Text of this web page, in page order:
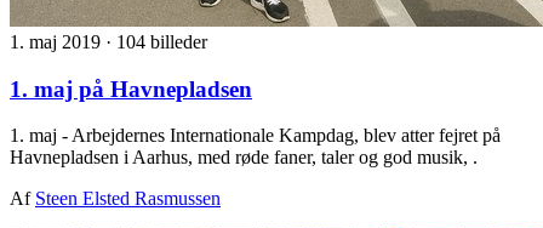
1. maj 2019 · 104 billeder
1. maj på Havnepladsen
1. maj - Arbejdernes Internationale Kampdag, blev atter fejret på
Havnepladsen i Aarhus, med røde faner, taler og god musik, .
Af Steen Elsted Rasmussen